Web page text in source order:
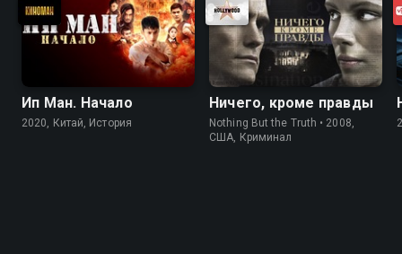
Ип Ман. Начало
2020, Китай, История
Ничего, кроме правды
Nothing But the Truth • 2008,
США, Криминал